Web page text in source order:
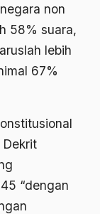
non
58% suara,
lebih
67%
“dengan